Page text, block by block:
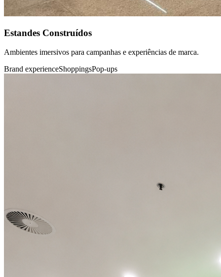
Estandes Construídos
Ambientes imersivos para campanhas e experiências de marca.
Brand experienceShoppingsPop-ups